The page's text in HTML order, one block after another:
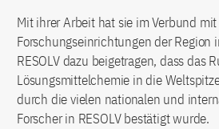
Mit ihrer Arbeit hat sie im Verbund
Forschungseinrichtungen der Region
RESOLV dazu beigetragen, dass das
Lösungsmittelchemie in die
durch die vielen nationalen und
Forscher in RESOLV bestätigt wurde.